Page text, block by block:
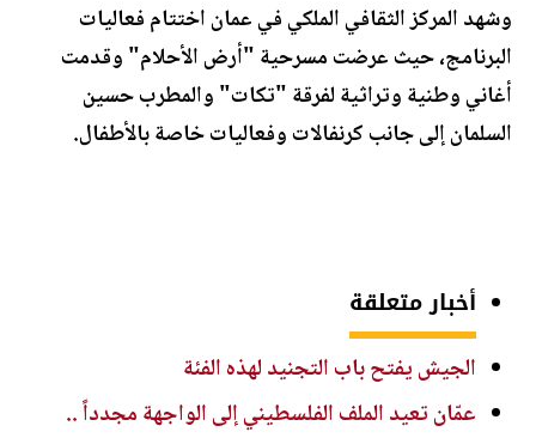
وشهد المركز الثقافي الملكي في عمان اختتام فعاليات
البرنامج، حيث عرضت مسرحية "أرض الأحلام" وقدمت
أغاني وطنية وتراثية لفرقة "تكات" والمطرب حسين
السلمان إلى جانب كرنفالات وفعاليات خاصة بالأطفال.
أخبار متعلقة
الجيش يفتح باب التجنيد لهذه الفئة
عمّان تعيد الملف الفلسطيني إلى الواجهة مجدداً ..